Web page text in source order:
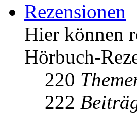
Rezensionen
Hier können
Hörbuch-
220
222